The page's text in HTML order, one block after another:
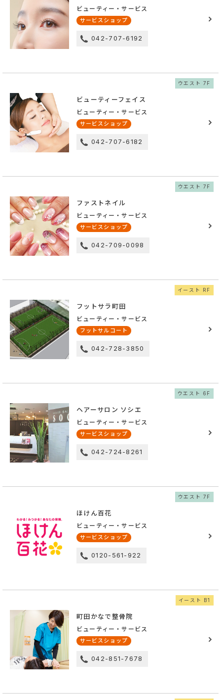
ビューティー・サービス
サービスショップ
042-707-6192
ビューティーフェイス
ビューティー・サービス
サービスショップ
ウエスト 7F
042-707-6182
ファストネイル
ビューティー・サービス
サービスショップ
ウエスト 7F
042-709-0098
フットサラ町田
ビューティー・サービス
フットサルコート
イースト RF
042-728-3850
ヘアーサロン ソシエ
ビューティー・サービス
サービスショップ
ウエスト 6F
042-724-8261
ほけん百花
ビューティー・サービス
サービスショップ
ウエスト 7F
0120-561-922
町田かなで整骨院
ビューティー・サービス
サービスショップ
イースト B1
042-851-7678